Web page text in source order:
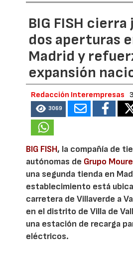
BIG FISH
dos aperturas
Madrid y
expansión
Redacción Interempresas
3069
BIG FISH, la compañía de
autónomas de Grupo Moure
una segunda tienda en
establecimiento está
carretera de Villaverde a
en el distrito de Villa de
una estación de recarga
eléctricos.